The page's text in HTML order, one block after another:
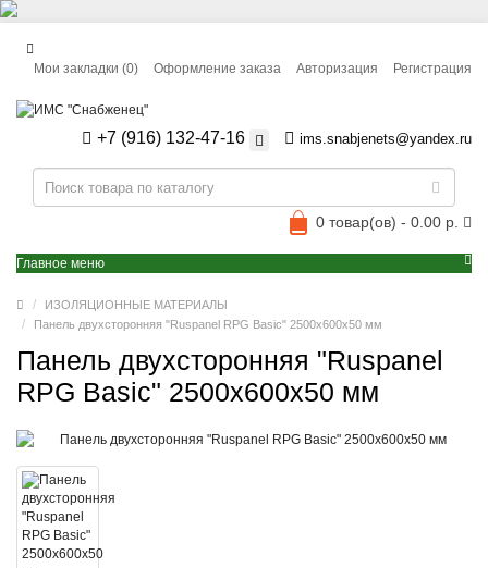
Авторизация Регистрация
Мои закладки (0) Оформление заказа
+7 (916) 132-47-16 ims.snabjenets@yandex.ru
0 товар(ов) - 0.00 р.
Главное меню
ИЗОЛЯЦИОННЫЕ МАТЕРИАЛЫ
Панель двухсторонняя "Ruspanel RPG Basic" 2500x600x50 мм
Панель двухсторонняя "Ruspanel
RPG Basic" 2500x600x50 мм